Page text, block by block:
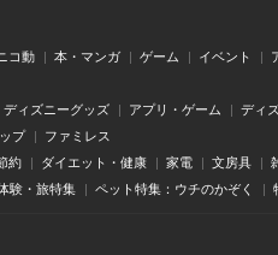
コ動 本・マンガ ゲーム イベント
ディズニーグッズ アプリ・ゲーム ディ
プ ファミレス
約 ダイエット・健康 家電 文房具
験・旅特集 ペット特集：ウチのかぞく